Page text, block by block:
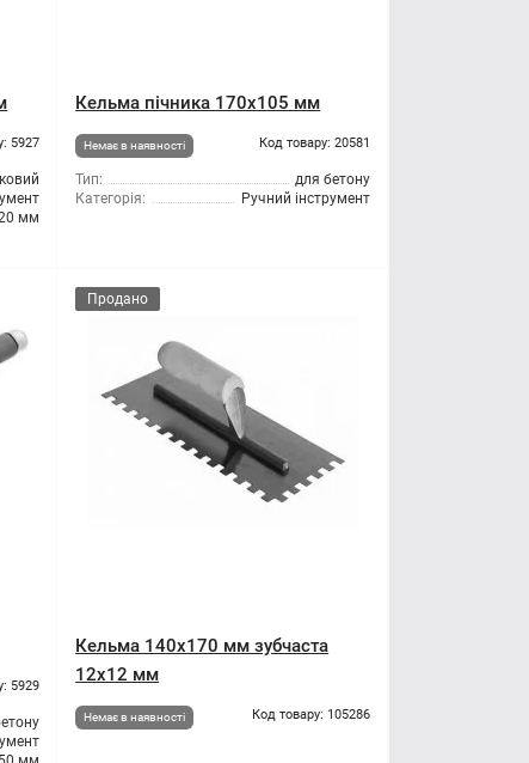
5927
мм
Кельма пічника 170x105 мм
Немає в наявності Код товару: 20581
Тип:
для бетону
Категорія:
Ручний інструмент
5929
Продано
Кельма 140x170 мм зубчаста
12х12 мм
Немає в наявності Код товару: 105286